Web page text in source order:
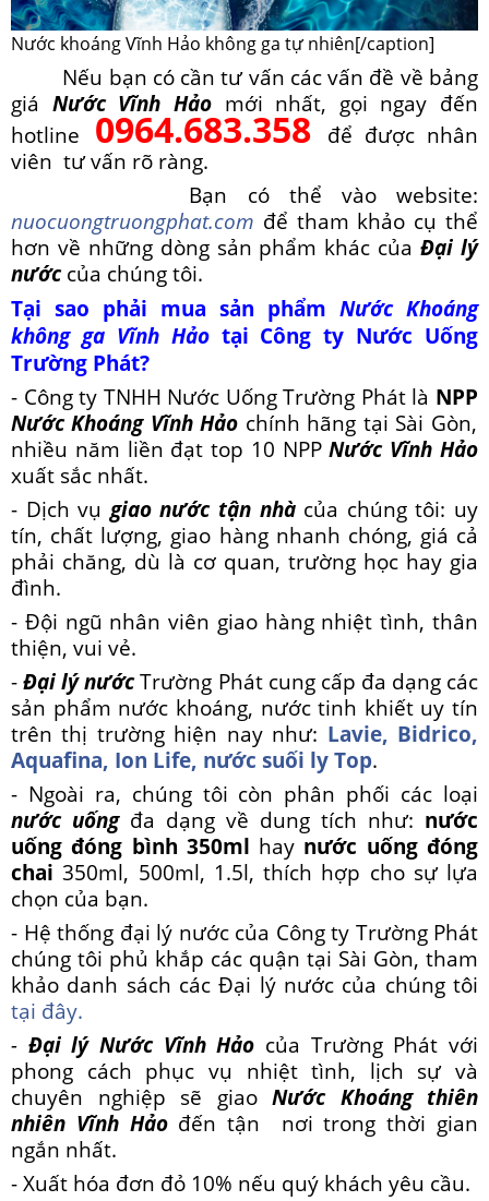
Nước khoáng Vĩnh Hảo không ga tự nhiên[/caption]
Nếu bạn có cần tư vấn các vấn đề về bảng
giá Nước Vĩnh Hảomới nhất, gọi ngay đến
hotline
0964.683.358để được nhân
viên tư vấn rõ ràng.
Bạn có thể vào website:
nuocuongtruongphat.com để tham khảo cụ thể
hơn về những dòng sản phẩm khác củaĐại lý
nước của chúng tôi.
Tại sao phải mua sản phẩm Nước Khoáng
không ga Vĩnh Hảotại Công ty Nước Uống
Trường Phát?
- Công ty TNHH Nước Uống Trường Phát là NPP
Nước Khoáng Vĩnh Hảo chính hãng tại Sài Gòn,
nhiều năm liền đạt top 10 NPPNước Vĩnh Hảo
xuất sắc nhất.
- Dịch vụ giao nước tận nhà của chúng tôi: uy
tín, chất lượng, giao hàng nhanh chóng, giá cả
phải chăng, dù là cơ quan, trường học hay gia
đình.
- Đội ngũ nhân viên giao hàng nhiệt tình, thân
thiện, vui vẻ.
-Đại lý nướcTrường Phát cung cấp đa dạng các
sản phẩm nước khoáng, nước tinh khiết uy tín
trên thị trường hiện nay như: Lavie, Bidrico,
Aquafina, Ion Life, nước suối ly Top.
- Ngoài ra, chúng tôi còn phân phối các loại
nước uốngđa dạng về dung tích như: nước
uống đóng bình 350ml hay nước uống đóng
chai 350ml, 500ml, 1.5l, thích hợp cho sự lựa
chọn của bạn.
- Hệ thống đại lý nước của Công ty Trường Phát
chúng tôi phủ khắp các quận tại Sài Gòn, tham
khảo danh sách các Đại lý nước của chúng tôi
tại đây.
- Đại lý Nước Vĩnh Hảo của Trường Phát với
phong cách phục vụ nhiệt tình, lịch sự và
chuyên nghiệp sẽ giao Nước Khoáng thiên
nhiên Vĩnh Hảođến tận nơi trong thời gian
ngắn nhất.
- Xuất hóa đơn đỏ 10% nếu quý khách yêu cầu.